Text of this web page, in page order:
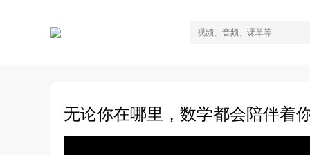
无论你在哪里，数学都会陪伴着